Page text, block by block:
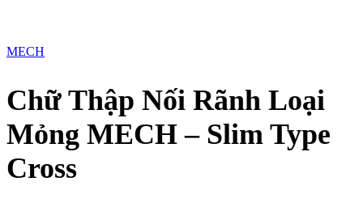
MECH
Chữ Thập Nối Rãnh Loại
Mỏng MECH – Slim Type
Cross